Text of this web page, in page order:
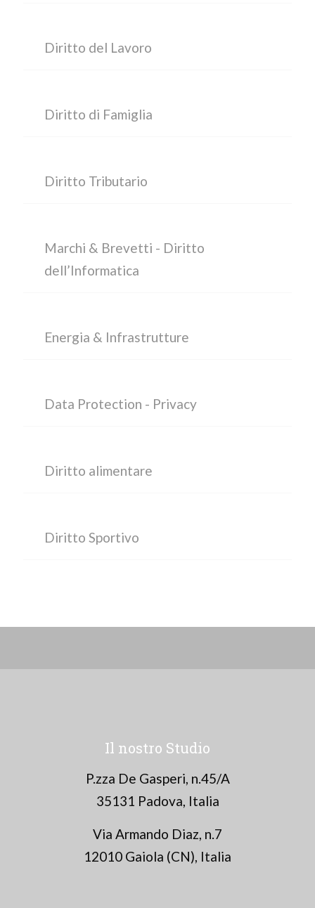
Diritto del Lavoro
Diritto di Famiglia
Diritto Tributario
Marchi & Brevetti - Diritto
dell’Informatica
Energia & Infrastrutture
Data Protection - Privacy
Diritto alimentare
Diritto Sportivo
Il nostro Studio
P.zza De Gasperi, n.45/A
35131 Padova, Italia
Via Armando Diaz, n.7
12010 Gaiola (CN), Italia